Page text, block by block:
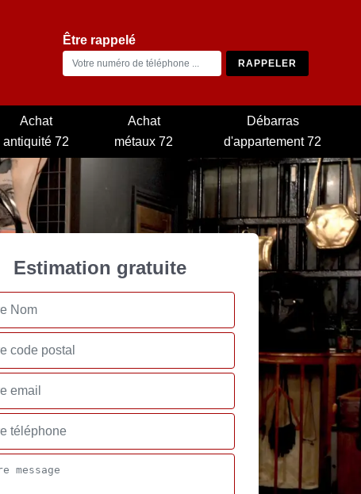
Être rappelé
Achat
antiquité 72
Achat
métaux 72
Débarras
d'appartement 72
Estimation gratuite